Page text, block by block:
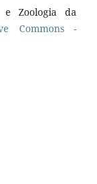
e Zoologia da
Commons -